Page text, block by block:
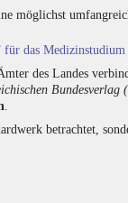
möglichst
für das Medizinstudium
des Landes
Bundesverlag
betrachtet,